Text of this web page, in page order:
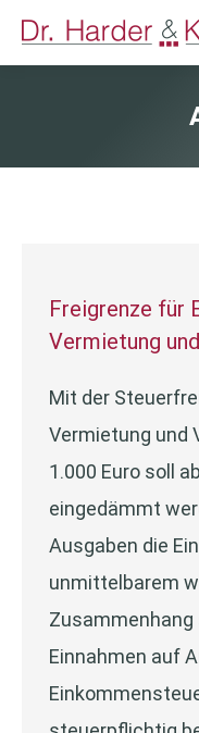
Freigrenze für
Vermietung
Mit der
Vermietung und
1.000 Euro soll
eingedämmt
Ausgaben die
unmittelbarem
Zusammenhang
Einnahmen auf